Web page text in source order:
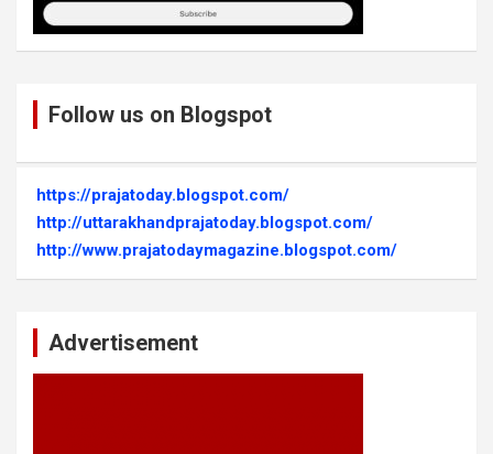
Follow us on Blogspot
https://prajatoday.blogspot.com/
http://uttarakhandprajatoday.blogspot.com/
http://www.prajatodaymagazine.blogspot.com/
Advertisement